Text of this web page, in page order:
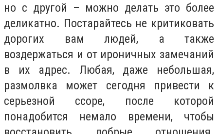
но с другой – можно делать это более
деликатно. Постарайтесь не критиковать
дорогих вам людей, а также
воздержаться и от ироничных замечаний
в их адрес. Любая, даже небольшая,
размолвка может сегодня привести к
серьезной ссоре, после которой
понадобится немало времени, чтобы